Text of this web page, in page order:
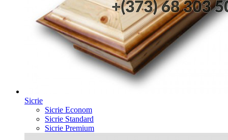
Sicrie
Sicrie Econom
Sicrie Standard
Sicrie Premium